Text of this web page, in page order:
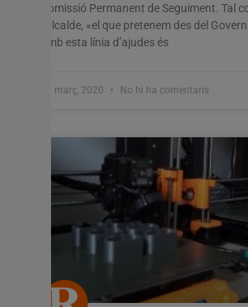
Comissió Permanent de Seguiment. Tal
l’alcalde, «el que pretenem des del
amb esta línia d’ajudes és
31 març, 2020 No hi ha comentaris